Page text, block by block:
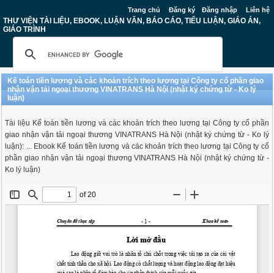
Trang chủ Đăng ký Đăng nhập Liên hệ
THƯ VIỆN TÀI LIỆU, EBOOK, LUẬN VĂN, BÁO CÁO, TIỂU LUẬN, GIÁO ÁN,
GIÁO TRÌNH
Kế toán tiền lương và các khoản trích theo lương tại Công ty cổ phần giao
nhận vận tải ngoại thương VINATRANS Hà Nội (nhật ký chứng từ - Ko lý
luận)
Tài liệu Kế toán tiền lương và các khoản trích theo lương tại Công ty cổ phần
giao nhận vận tải ngoại thương VINATRANS Hà Nội (nhật ký chứng từ - Ko lý
luận): ... Ebook Kế toán tiền lương và các khoản trích theo lương tại Công ty cổ
phần giao nhận vận tải ngoại thương VINATRANS Hà Nội (nhật ký chứng từ -
Ko lý luận)